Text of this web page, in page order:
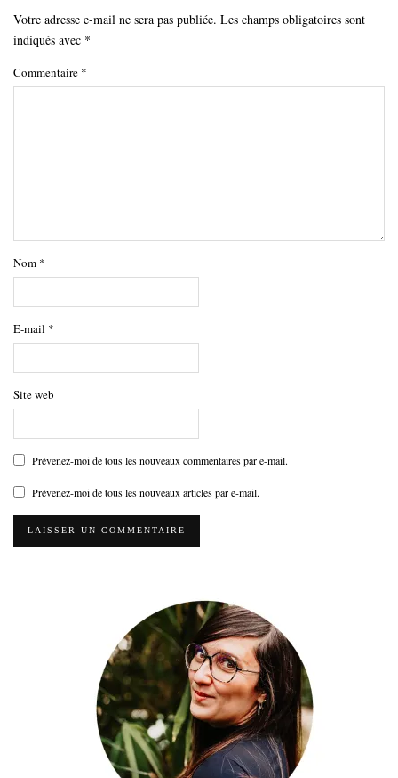
Votre adresse e-mail ne sera pas publiée. Les champs obligatoires sont
indiqués avec *
Commentaire *
Nom *
E-mail *
Site web
Prévenez-moi de tous les nouveaux commentaires par e-mail.
Prévenez-moi de tous les nouveaux articles par e-mail.